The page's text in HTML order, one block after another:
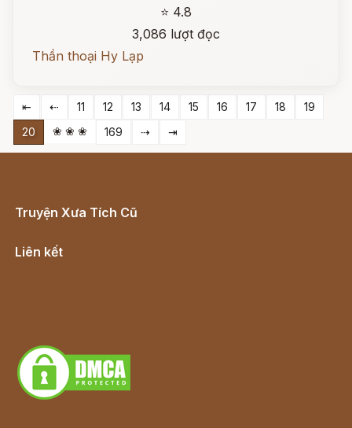
⭐ 4.8
3,086 lượt đọc
Thần thoại Hy Lạp
⇤ ⇠ 11 12 13 14 15 16 17 18
19
20
❀ ❀ ❀ 169 ⇢ ⇥
Truyện Xưa Tích Cũ
Liên kết